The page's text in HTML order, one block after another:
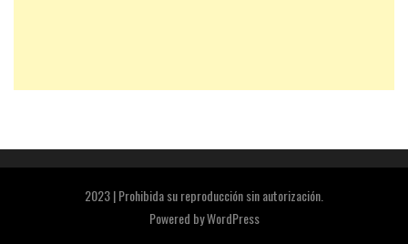
2023 | Prohibida su reproducción sin autorización.
Powered byWordPress